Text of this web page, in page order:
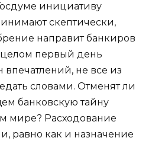
инициативу
скептически,
направит банкиров
первый день
впечатлений, не все из
словами. Отменят ли
банковскую тайну
мире? Расходование
равно как и назначение